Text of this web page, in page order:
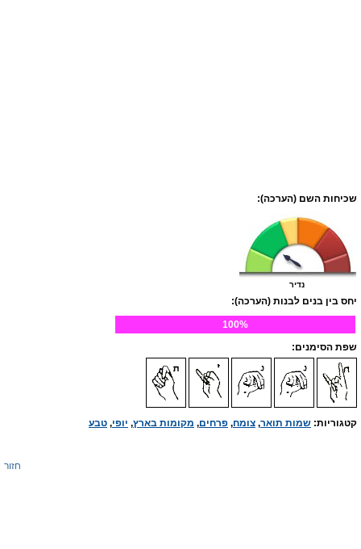
שכיחות השם (הערכה):
נדיר
יחס בין בנים לבנות (הערכה):
100%
שפת הסימנים:
קטגוריות: שמות תואר, צומח, פרחים, מקומות בארץ, יופי, טבע
חזור